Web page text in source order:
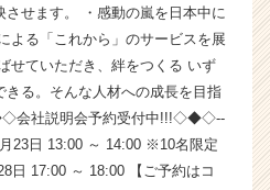
せます。 ・感動の嵐を日本中に
よる「これから」のサービスを展
せていただき、絆をつくる いず
る。そんな人材への成長を目指
会社説明会予約受付中!!!◇◆◇--
23日 13:00 ～ 14:00 ※10名限定
日 17:00 ～ 18:00 【ご予約はコ